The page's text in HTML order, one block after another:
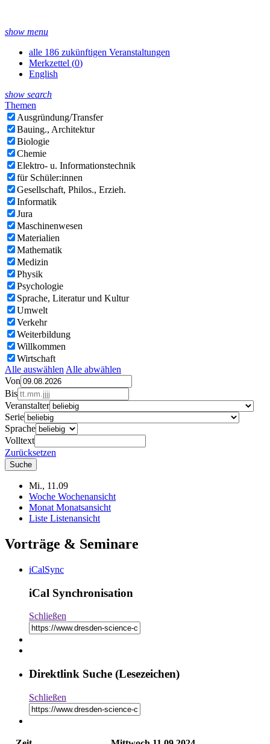
show menu
alle 186 zukünftigen Veranstaltungen
Merkzettel (0)
English
show search
Themen
Ausgründung/Transfer
Bauing., Architektur
Biologie
Chemie
Elektro- u. Informationstechnik
für Schüler:innen
Gesellschaft, Philos., Erzieh.
Informatik
Jura
Maschinenwesen
Materialien
Mathematik
Medizin
Physik
Psychologie
Sprache, Literatur und Kultur
Umwelt
Verkehr
Weiterbildung
Willkommen
Wirtschaft
Alle auswählen Alle abwählen
Von
Bis
Veranstalter
Serie
Sprache
Volltext
Zurücksetzen
Mi., 11.09
Woche Wochenansicht
Monat Monatsansicht
Liste Listenansicht
Vorträge & Seminare
iCalSync
iCal Synchronisation
Schließen
Direktlink Suche (Lesezeichen)
Schließen